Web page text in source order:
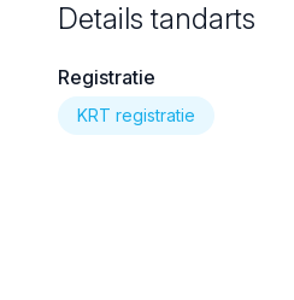
Details tandarts
Registratie
KRT registratie